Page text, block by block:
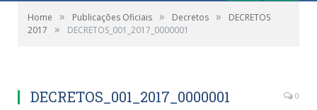
Home » Publicações Oficiais » Decretos »
DECRETOS
2017
» DECRETOS_001_2017_0000001
DECRETOS_001_2017_0000001 0